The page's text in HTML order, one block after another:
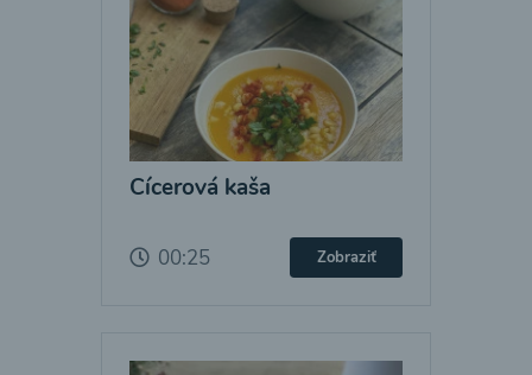
Cícerová kaša
00:25 Zobraziť